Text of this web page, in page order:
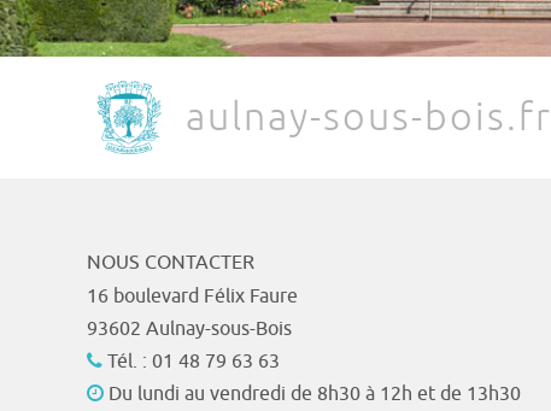
aulnay-sous-bois.fr
NOUS CONTACTER
16 boulevard Félix Faure
93602 Aulnay-sous-Bois
Tél. : 01 48 79 63 63
Du lundi au vendredi de 8h30 à 12h et de 13h30